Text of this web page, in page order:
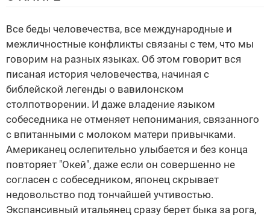
Все беды человечества, все международные и
межличностные конфликты связаны с тем, что мы
говорим на разных языках. Об этом говорит вся
писаная история человечества, начиная с
библейской легенды о вавилонском
столпотворении. И даже владение языком
собеседника не отменяет непонимания, связанного
с впитанными с молоком матери привычками.
Американец ослепительно улыбается и без конца
повторяет "Окей", даже если он совершенно не
согласен с собеседником, японец скрывает
недовольство под тончайшей учтивостью.
Экспансивный итальянец сразу берет быка за рога,